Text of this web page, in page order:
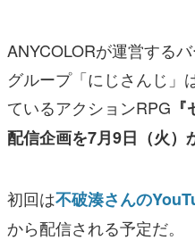
その他
電ファミニコゲーマーとは？
運営：株式会社マレ
ANYCOLORが運営する
グループ「にじさんじ」
ているアクションRPG
配信企画を7月9日（火）
初回は不破湊さんの
から配信される予定だ。